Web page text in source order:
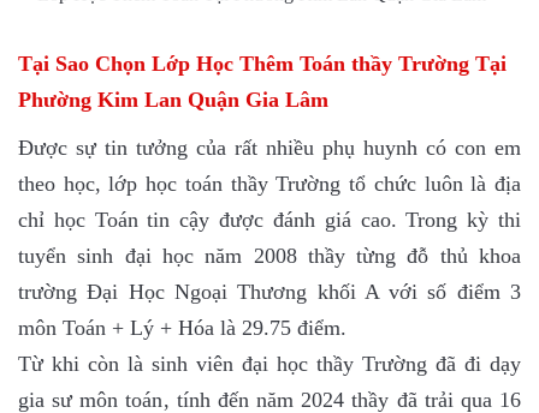
Tại Sao Chọn Lớp Học Thêm Toán thầy Trường Tại
Phường Kim Lan Quận Gia Lâm
Được sự tin tưởng của rất nhiều phụ huynh có con em
theo học, lớp học toán thầy Trường tổ chức luôn là địa
chỉ học Toán tin cậy được đánh giá cao. Trong kỳ thi
tuyển sinh đại học năm 2008 thầy từng đỗ thủ khoa
trường Đại Học Ngoại Thương khối A với số điểm 3
môn Toán + Lý + Hóa là 29.75 điểm.
Từ khi còn là sinh viên đại học thầy Trường đã đi dạy
gia sư môn toán, tính đến năm 2024 thầy đã trải qua 16